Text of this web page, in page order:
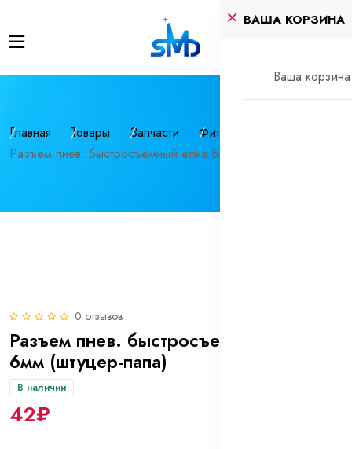
ВАША КОРЗИНА
Ваша корзина
Главная Товары Запчасти
Фитинги
Разъем пнев. быстросъемный елка 6мм (штуцер-папа)
0 отзывов
Разъем пнев. быстросъемный елка
6мм (штуцер-папа)
В наличии
42₽